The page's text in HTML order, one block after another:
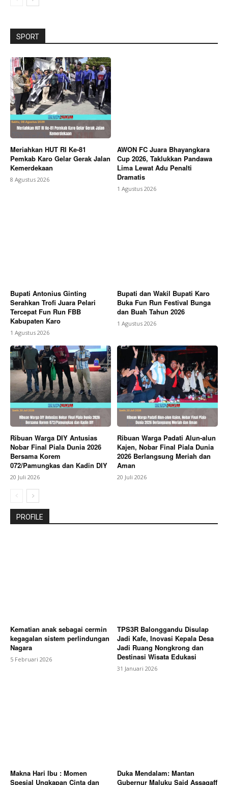
SPORT
Meriahkan HUT RI Ke-81
Pemkab Karo Gelar Gerak Jalan
Kemerdekaan
8 Agustus 2026
AWON FC Juara Bhayangkara
Cup 2026, Taklukkan Pandawa
Lima Lewat Adu Penalti
Dramatis
1 Agustus 2026
Bupati Antonius Ginting
Serahkan Trofi Juara Pelari
Tercepat Fun Run FBB
Kabupaten Karo
1 Agustus 2026
Bupati dan Wakil Bupati Karo
Buka Fun Run Festival Bunga
dan Buah Tahun 2026
1 Agustus 2026
Ribuan Warga DIY Antusias
Nobar Final Piala Dunia 2026
Bersama Korem
072/Pamungkas dan Kadin DIY
20 Juli 2026
Ribuan Warga Padati Alun-alun
Kajen, Nobar Final Piala Dunia
2026 Berlangsung Meriah dan
Aman
20 Juli 2026
PROFILE
Kematian anak sebagai cermin
kegagalan sistem perlindungan
Nagara
5 Februari 2026
TPS3R Balonggandu Disulap
Jadi Kafe, Inovasi Kepala Desa
Jadi Ruang Nongkrong dan
Destinasi Wisata Edukasi
31 Januari 2026
Makna Hari Ibu : Momen
Spesial Ungkapan Cinta dan
Duka Mendalam: Mantan
Gubernur Maluku Said Assagaff